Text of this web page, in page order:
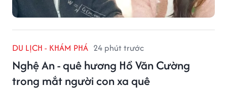
DU LỊCH - KHÁM PHÁ 24 phút trước
Nghệ An - quê hương Hồ Văn Cường
trong mắt người con xa quê